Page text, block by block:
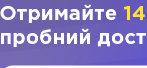
Отримайте
пробний